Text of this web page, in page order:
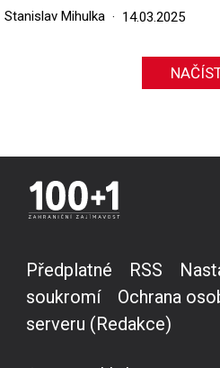
Stanislav Mihulka 14.03.2025
Předplatné RSS
soukromí
Ochrana
serveru (Redakce)